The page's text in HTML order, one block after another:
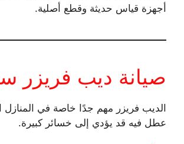
أجهزة قياس حديثة وقطع أصلية.
صيانة ديب فريزر
الديب فريزر مهم جدًا خاصة في المنازل
عطل فيه قد يؤدي إلى خسائر كبيرة.